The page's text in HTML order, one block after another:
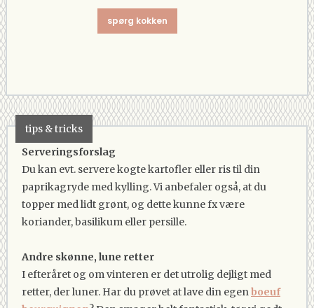
spørg kokken
tips & tricks
Serveringsforslag
Du kan evt. servere kogte kartofler eller ris til din
paprikagryde med kylling. Vi anbefaler også, at du
topper med lidt grønt, og dette kunne fx være
koriander, basilikum eller persille.
Andre skønne, lune retter
I efteråret og om vinteren er det utrolig dejligt med
retter, der luner. Har du prøvet at lave din egenboeuf